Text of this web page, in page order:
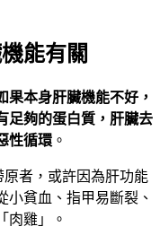
能有關
果本身肝臟機能不好，
足夠的蛋白質，肝臟去
性循環 。
者，或許因為肝功能
小貧血、指甲易斷裂、
肉雞」。